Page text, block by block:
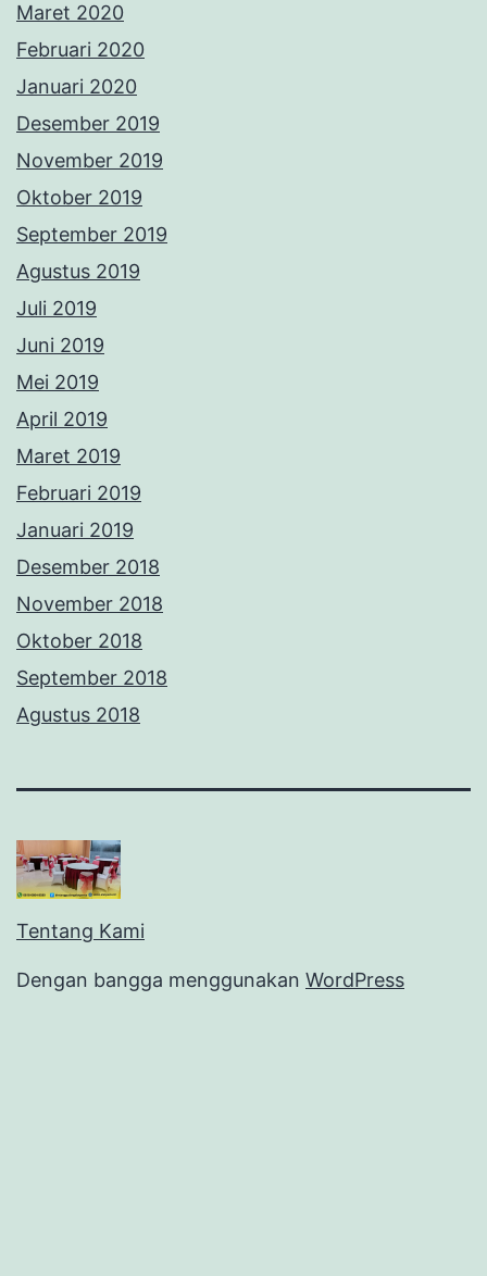
Maret 2020
Februari 2020
Januari 2020
Desember 2019
November 2019
Oktober 2019
September 2019
Agustus 2019
Juli 2019
Juni 2019
Mei 2019
April 2019
Maret 2019
Februari 2019
Januari 2019
Desember 2018
November 2018
Oktober 2018
September 2018
Agustus 2018
Tentang Kami
Dengan bangga menggunakan WordPress